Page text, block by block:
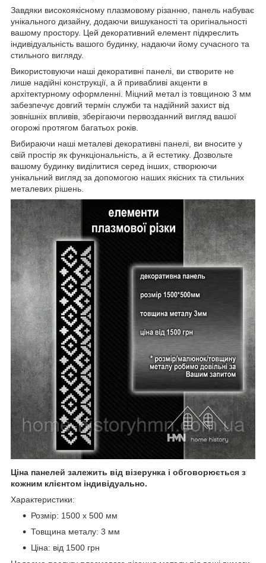
Завдяки високоякісному плазмовому різанню, панель набуває
унікального дизайну, додаючи вишуканості та оригінальності
вашому простору. Цей декоративний елемент підкреслить
індивідуальність вашого будинку, надаючи йому сучасного та
стильного вигляду.
Використовуючи наші декоративні панелі, ви створите не
лише надійні конструкції, а й привабливі акценти в
архітектурному оформленні. Міцний метал із товщиною 3 мм
забезпечує довгий термін служби та надійний захист від
зовнішніх впливів, зберігаючи первозданний вигляд вашої
огорожі протягом багатьох років.
Вибираючи наші металеві декоративні панелі, ви вносите у
свій простір як функціональність, а й естетику. Дозвольте
вашому будинку виділитися серед інших, створюючи
унікальний вигляд за допомогою наших якісних та стильних
металевих рішень.
Ціна панелей залежить від візерунка і обговорюється з
кожним клієнтом індивідуально.
Характеристики:
Розмір: 1500 х 500 мм
Товщина металу: 3 мм
Ціна: від 1500 грн